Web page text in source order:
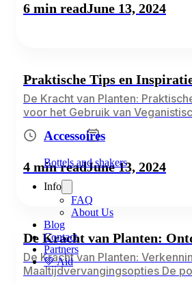
Accessoires
Bottels and shakers
Info
FAQ
About Us
Blog
Contact
Partners
💚 Aid
Deze producten gaan verder
6 min readJune 13, 2024
Praktische Tips en
De Kracht van Planten:
voor het Gebruik van
Maaltijdvervangers Het
maaltijden door veganistische
duurzamere levensstijl. In deze
praktische tips en inspiratie om
maken van
niet alleen je…
4 min readJune 13, 2024
De Kracht van Planten:
De Kracht van Planten:
Maaltijdvervangingsopties De